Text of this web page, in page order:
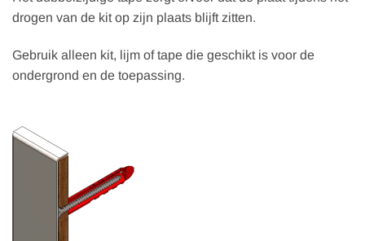
drogen van de kit op zijn plaats blijft zitten.
Gebruik alleen kit, lijm of tape die geschikt is voor de
ondergrond en de toepassing.